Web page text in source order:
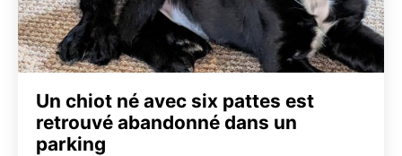
Un chiot né avec six pattes est
retrouvé abandonné dans un
parking